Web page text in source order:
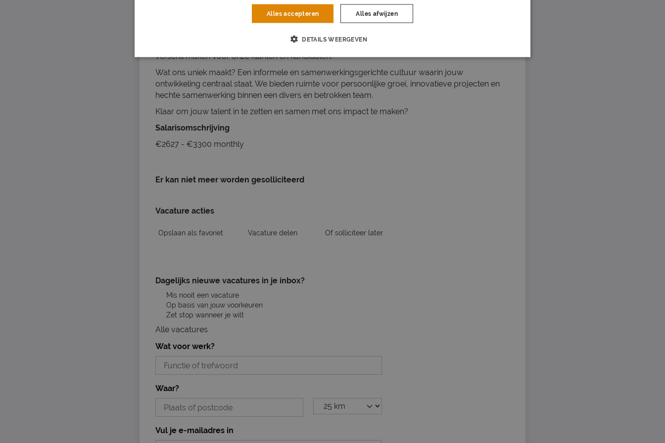
Bij Start People in 's-Gravenhage geloven we in de kracht van mensen en werk. Sinds onze
oprichting in 1977 zetten we ons in om iedereen kansrijk te maken en te houden. Inclusiviteit,
daadkracht en betrokkenheid vormen de kern van onze missie, waarmee we dagelijks een
verschil maken voor onze klanten en kandidaten.
Wat ons uniek maakt? Een informele en samenwerkingsgerichte cultuur waarin jouw
ontwikkeling centraal staat. We bieden ruimte voor persoonlijke groei, innovatieve projecten en
hechte samenwerking binnen een divers en betrokken team.
Klaar om jouw talent in te zetten en samen met ons impact te maken?
Salarisomschrijving
€2627 - €3300 monthly
Er kan niet meer worden gesolliciteerd
Vacature acties
Opslaan als favoriet Vacature delen Of solliciteer later
Dagelijks nieuwe vacatures in je inbox?
Mis nooit een vacature
Op basis van jouw voorkeuren
Zet stop wanneer je wilt
Alle vacatures
Wat voor werk?
Waar?
Vul je e-mailadres in
Alles accepteren Alles afwijzen
DETAILS WEERGEVEN